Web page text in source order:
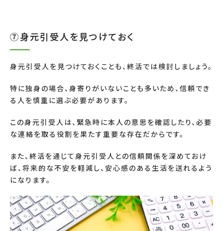
⑦身元引受人を見つけておく
身元引受人を見つけておくことも、終活では検討しましょう。
特に独身の場合、身寄りがいないことも多いため、信頼でき
る人を慎重に選ぶ必要があります。
この身元引受人は、緊急時に本人の意思を確認したり、必要
な連絡を取る役割を果たす重要な存在だからです。
また、終活を通じて身元引受人との信頼関係を深めておけ
ば、将来的な不安を軽減し、安心感のある生活を送れるよう
になります。